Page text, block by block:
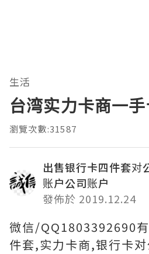
生活
台湾实力卡商一
瀏覽次數:31587
出售银行卡四件套对
账户公司账户
發佈於 2019.12.24
微信/QQ1803392690
件套,实力卡商,银行卡对